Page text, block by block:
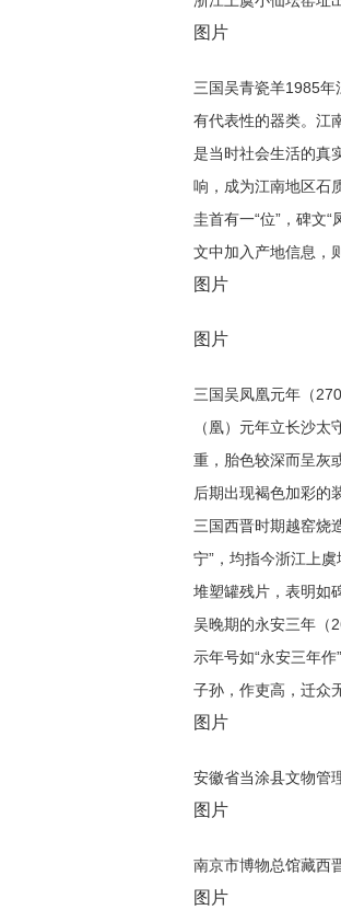
图片
三国吴青瓷羊1985
有代表性的器类。江
是当时社会生活的真
响，成为江南地区石
圭首有一“位”，碑文
文中加入产地信息，
图片
图片
三国吴凤凰元年（
（凰）元年立长沙
重，胎色较深而呈灰
后期出现褐色加彩
三国西晋时期越窑烧
宁”，均指今浙江上
堆塑罐残片，表明如
吴晚期的永安三年（
示年号如“永安三年作
子孙，作吏高，迁众
图片
安徽省当涂县文物管
图片
南京市博物总馆藏西
图片